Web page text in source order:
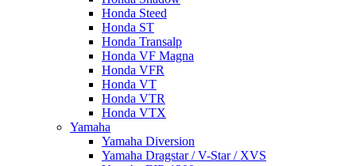
Honda Steed
Honda ST
Honda Transalp
Honda VF Magna
Honda VFR
Honda VT
Honda VTR
Honda VTX
Yamaha
Yamaha Diversion
Yamaha Dragstar / V-Star / XVS